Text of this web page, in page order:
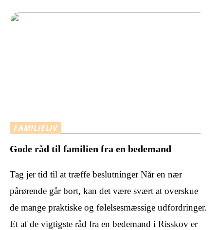
FAMILIELIV
Gode råd til familien fra en bedemand
Tag jer tid til at træffe beslutninger Når en nær
pårørende går bort, kan det være svært at overskue
de mange praktiske og følelsesmæssige udfordringer.
Et af de vigtigste råd fra en bedemand i Risskov er